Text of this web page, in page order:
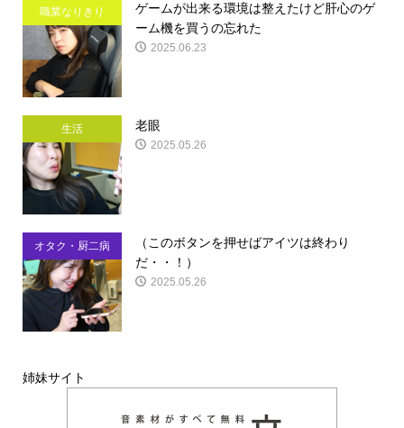
職業なりきり
ゲームが出来る環境は整えたけど肝心のゲ
ーム機を買うの忘れた
2025.06.23
生活 老眼
2025.05.26
オタク・厨二病
（このボタンを押せばアイツは終わり
だ・・！）
2025.05.26
姉妹サイト